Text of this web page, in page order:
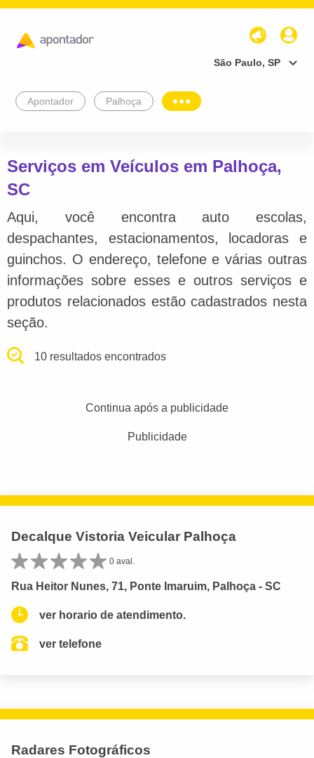
São Paulo, SP
Apontador Palhoça
Serviços em Veículos em Palhoça,
SC
Aqui, você encontra auto escolas,
despachantes, estacionamentos, locadoras e
guinchos. O endereço, telefone e várias outras
informações sobre esses e outros serviços e
produtos relacionados estão cadastrados nesta
seção.
10 resultados encontrados
Continua após a publicidade
Publicidade
Decalque Vistoria Veicular Palhoça
0 aval.
Rua Heitor Nunes, 71, Ponte Imaruim, Palhoça - SC
ver horario de atendimento.
ver telefone
Radares Fotográficos